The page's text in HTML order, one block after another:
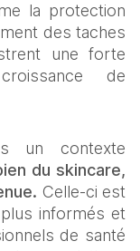
la protection
des taches
une forte
de
un contexte
du skincare,
Celle-ci est
informés et
de santé